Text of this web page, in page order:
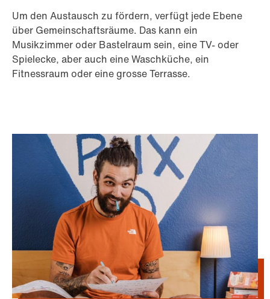
Um den Austausch zu fördern, verfügt jede Ebene
über Gemeinschaftsräume. Das kann ein
Musikzimmer oder Bastelraum sein, eine TV- oder
Spielecke, aber auch eine Waschküche, ein
Fitnessraum oder eine grosse Terrasse.